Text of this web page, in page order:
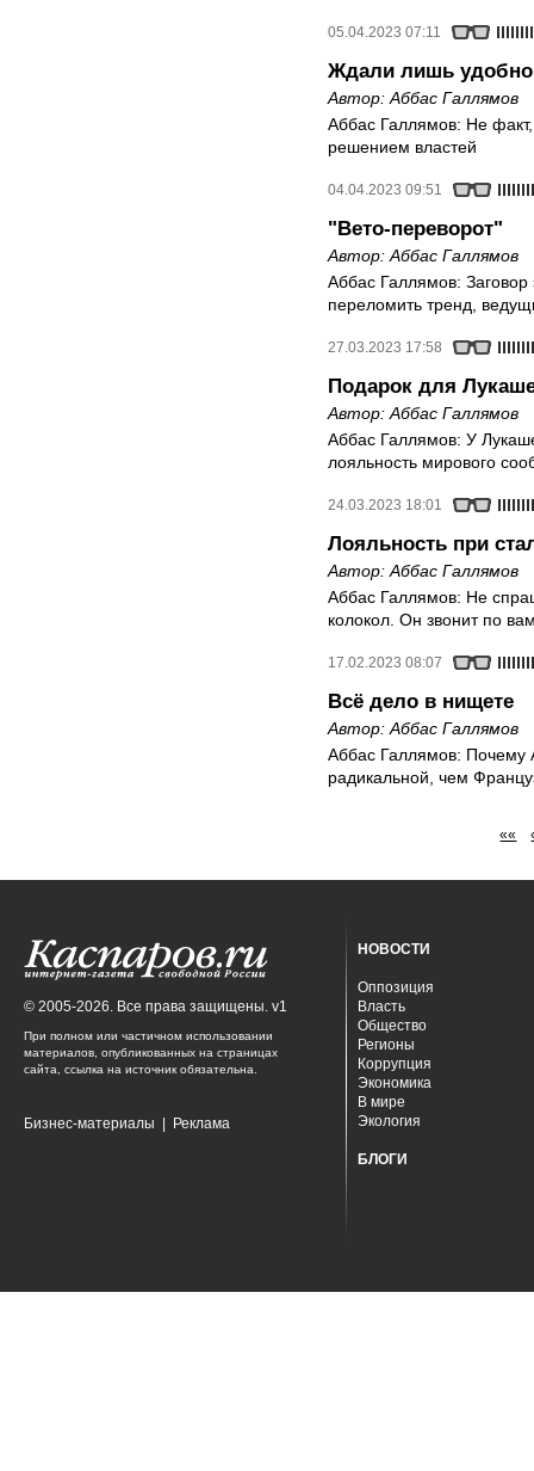
05.04.2023 07:11
Ждали лишь
Автор: Аббас Галлямов
Аббас Галлямов: Не
решением властей
04.04.2023 09:51
"Вето-переворот"
Автор: Аббас Галлямов
Аббас Галлямов:
переломить тренд,
27.03.2023 17:58
Подарок для
Автор: Аббас Галлямов
Аббас Галлямов: У
лояльность мирового
24.03.2023 18:01
Лояльность при
Автор: Аббас Галлямов
Аббас Галлямов: Не
колокол. Он звонит по
17.02.2023 08:07
Всё дело в нищете
Автор: Аббас Галлямов
Аббас Галлямов: Почему
радикальной, чем
««
© 2005-2026. Все права защищены. v1
При полном или частичном использовании
материалов, опубликованных на страницах
сайта, ссылка на источник обязательна.
Бизнес-материалы Реклама
НОВОСТИ
Оппозиция
Власть
Общество
Регионы
Коррупция
Экономика
В мире
Экология
БЛОГИ